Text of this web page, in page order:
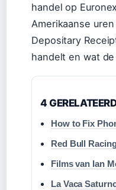
handel op
Amerikaanse
Depositary
handelt en wat
4
How to Fix
Red Bull
Films van Ian
La Vaca